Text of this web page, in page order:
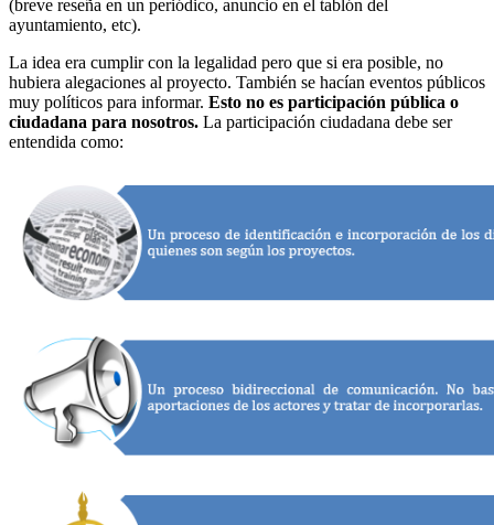
(breve reseña en un periódico, anuncio en el tablón del
ayuntamiento, etc).
La idea era cumplir con la legalidad pero que si era posible, no
hubiera alegaciones al proyecto. También se hacían eventos públicos
muy políticos para informar. Esto no es participación pública o
ciudadana para nosotros. La participación ciudadana debe ser
entendida como: